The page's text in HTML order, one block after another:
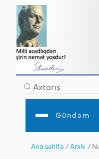
Gündəm
Ana səhifə /Arxiv /